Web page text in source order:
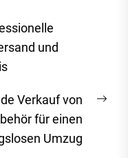
und
Verkauf von
für einen
Umzug